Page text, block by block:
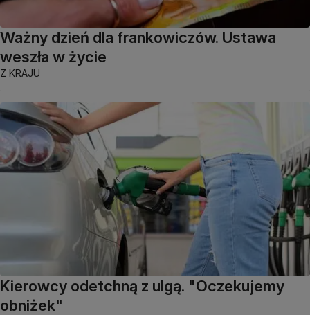
Ważny dzień dla frankowiczów. Ustawa
weszła w życie
Z KRAJU
Kierowcy odetchną z ulgą. "Oczekujemy
obniżek"